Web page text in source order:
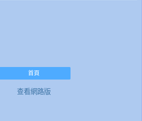
首頁
查看網路版